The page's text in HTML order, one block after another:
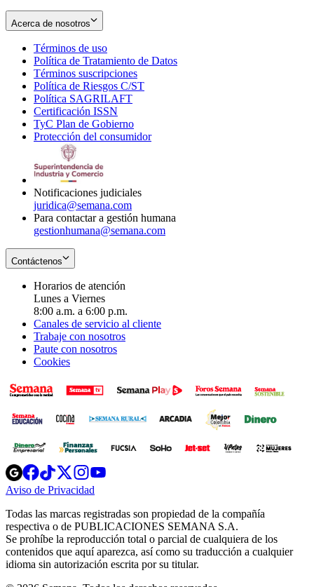
Acerca de nosotros
Términos de uso
in
new
window
Política de Tratamiento de Datos
Términos suscripciones
in
Política de Riesgos C/ST
Política SAGRILAFT
new
window
Certificación ISSN
in
new
TyC Plan de Gobierno
in
Protección del consumidorOpens
Notificaciones judiciales
juridica@semana.com
Para contactar a gestión humana
gestionhumana@semana.com
Contáctenos
Horarios de atención
Lunes a Viernes
8:00 a.m. a 6:00 p.m.
Canales de servicio al cliente
Trabaje con nosotros
Paute con nosotros
Cookies
Opens
in
new
Opens
in
new
Opens
in
new
window
Opens
new
windowwindow
Aviso de Privacidad
new
window
Todas las marcas registradas son propiedad de la compañía
respectiva o de PUBLICACIONES SEMANA S.A.
Se prohíbe la reproducción total o parcial de cualquiera de los
contenidos que aquí aparezca, así como su traducción a cualquier
idioma sin autorización escrita por su titular.